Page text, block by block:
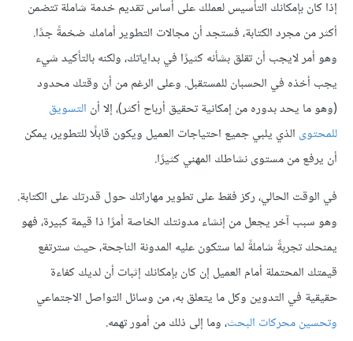
إذا كان بإمكانك التأسيس لعملك على أساس تقديم خدمة شاملة تتضمن
أكثر من مجرد الكتابة، فستجد أن مجالات التطوير أمامك ضخمةً جدًا.
وهو أمر لايجب أن تقلق بشأنه كثيرًا في بداياتك، ولكنه بالتأكيد شيء
يجب أخذه في الحسبان للمستقبل. وعلى الرغم من أن وقتك محدود
(وهو ما يحد بدوره من إمكانية تحقيق أرباح أكثر)، إلا أن التسويق
للمحتوى الذي يلبي جميع احتياجات العميل ويكون قابلًا للتطوير، يمكن
أن يرفع من مستوى نشاطك المهني كثيرًا.
في الوقت الحالي، ركز فقط على تطوير مهاراتك حول قدرتك على الكتابة.
وهو سبب آخر يجعل من إنشاء مدونتك الخاصة أمرًا ذا قيمة كبيرة، فهو
يمنحك تجربةً شاملةً لما ستكون عليه المدونة الناجحة، حيث سترتفع
قيمتك المحتملة أمام العميل إن كان بإمكانك إثبات أن لديك كفاءة
حقيقية في التدوين وكل ما يتعلق به، من وسائل التواصل الاجتماعي
وتحسين محركات البحث، وما إلى ذلك من أمور تهمه.